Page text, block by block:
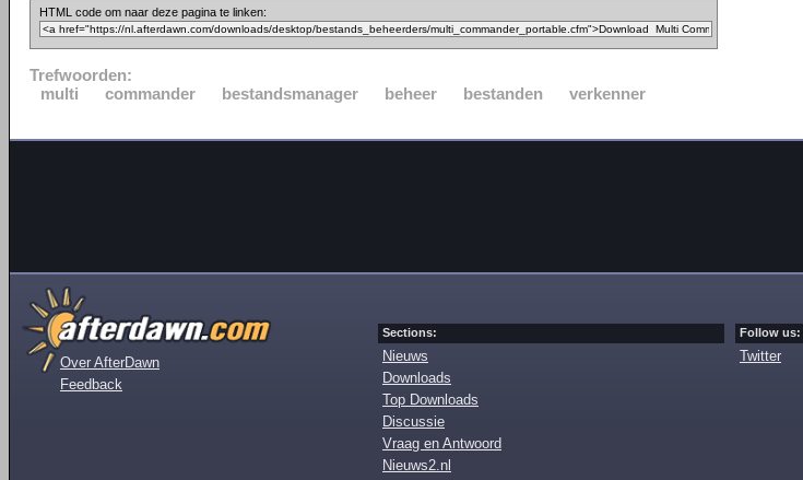
HTML code om naar deze pagina te linken:
Trefwoorden:
multi
commander bestandsmanager beheer bestanden verkenner
Over AfterDawn
Feedback
Sections:
Nieuws
Downloads
Top Downloads
Discussie
Vraag en Antwoord
Nieuws2.nl
Follow us:
Twitter